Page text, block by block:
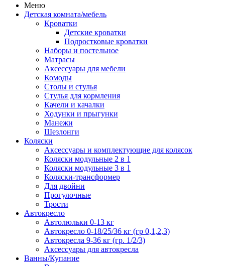
Меню
Детская комната/мебель
Кроватки
Детские кроватки
Подростковые кроватки
Наборы и постельное
Матрасы
Аксессуары для мебели
Комоды
Столы и стулья
Стулья для кормления
Качели и качалки
Ходунки и прыгунки
Манежи
Шезлонги
Коляски
Аксессуары и комплектующие для колясок
Коляски модульные 2 в 1
Коляски модульные 3 в 1
Коляски-трансформер
Для двойни
Прогулочные
Трости
Автокресло
Автолюльки 0-13 кг
Автокресло 0-18/25/36 кг (гр 0,1,2,3)
Автокресла 9-36 кг (гр. 1/2/3)
Аксессуары для автокресла
Ванны/Купание